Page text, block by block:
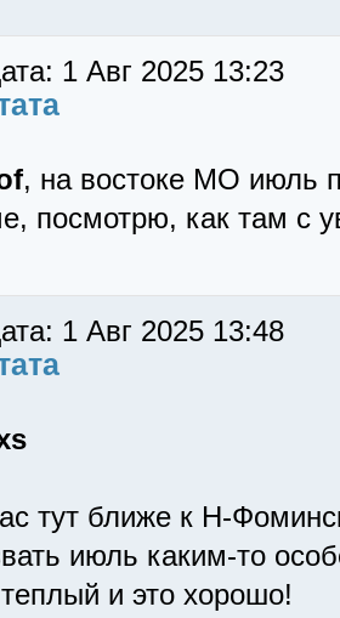
1 Авг 2025 13:23
, на востоке МО июль
посмотрю, как там с
1 Авг 2025 13:48
тут ближе к Н-
июль каким-то
и это хорошо!